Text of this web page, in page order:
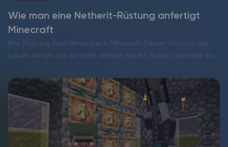
Wie man eine Netherit-Rüstung anfertigt
Minecraft
Ihre Rüstung kann Ihnen beim Minecraft Server-Hosting das
Leben retten. Sie ist nicht einfach nur ein Schutz; sie hält dich
beste, da sie stärker als alles…